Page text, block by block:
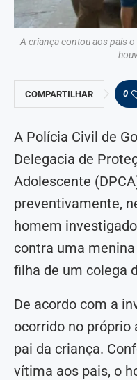
A criança contou aos pais
COMPARTILHAR 0
A Polícia Civil de
Delegacia de
Adolescente
preventivamente,
homem
contra uma
filha de um colega
De acordo com a
ocorrido no
pai da criança.
vítima aos pais, o